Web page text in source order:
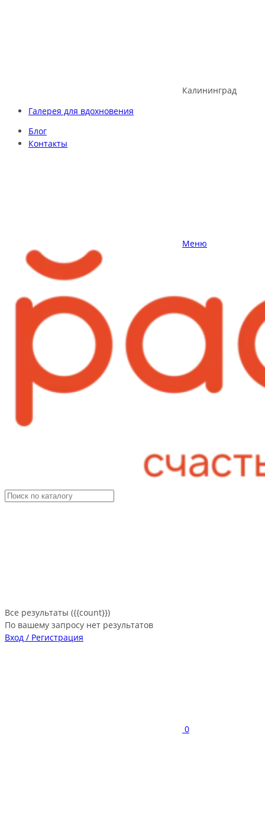
Калининград
Галерея для вдохновения
Блог
Контакты
Меню
Все результаты ({{count}})
По вашему запросу нет результатов
Вход / Регистрация
0